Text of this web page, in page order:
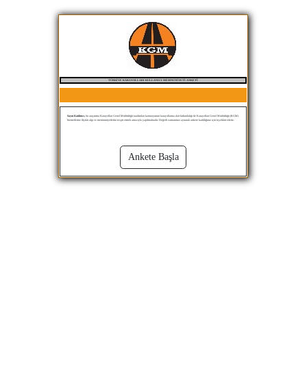
TÜRKİYE KARAYOLLARI KULLANICI MEMNUNİYETİ ANKETİ
Sayın Katılımcı, bu araştırma Karayolları Genel Müdürlüğü tarafından kamuoyunun karayollarına dair farkındalığı ile Karayolları Genel Müdürlüğü (KGM)
hizmetlerine ilişkin algı ve memnuniyetlerini tespit etmek amacıyla yapılmaktadır. Değerli zamanınızı ayırarak ankete katıldığınız için teşekkür ederiz.
Ankete Başla